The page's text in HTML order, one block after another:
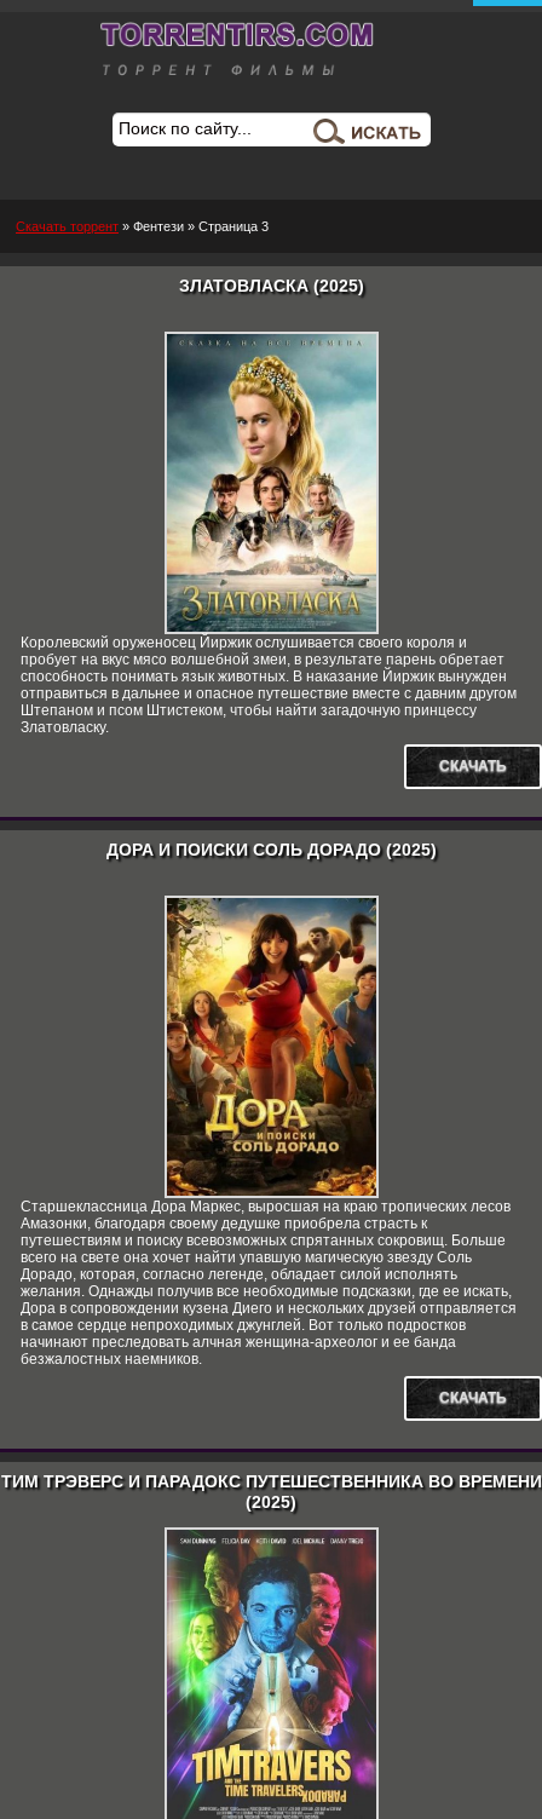
Скачать торрент » Фентези » Страница 3
ЗЛАТОВЛАСКА (2025)
Королевский оруженосец Йиржик ослушивается своего короля и
пробует на вкус мясо волшебной змеи, в результате парень обретает
способность понимать язык животных. В наказание Йиржик вынужден
отправиться в дальнее и опасное путешествие вместе с давним другом
Штепаном и псом Штистеком, чтобы найти загадочную принцессу
Златовласку.
СКАЧАТЬ
ДОРА И ПОИСКИ СОЛЬ ДОРАДО (2025)
Старшеклассница Дора Маркес, выросшая на краю тропических лесов
Амазонки, благодаря своему дедушке приобрела страсть к
путешествиям и поиску всевозможных спрятанных сокровищ. Больше
всего на свете она хочет найти упавшую магическую звезду Соль
Дорадо, которая, согласно легенде, обладает силой исполнять
желания. Однажды получив все необходимые подсказки, где ее искать,
Дора в сопровождении кузена Диего и нескольких друзей отправляется
в самое сердце непроходимых джунглей. Вот только подростков
начинают преследовать алчная женщина-археолог и ее банда
безжалостных наемников.
СКАЧАТЬ
ТИМ ТРЭВЕРС И ПАРАДОКС ПУТЕШЕСТВЕННИКА ВО ВРЕМЕНИ
(2025)